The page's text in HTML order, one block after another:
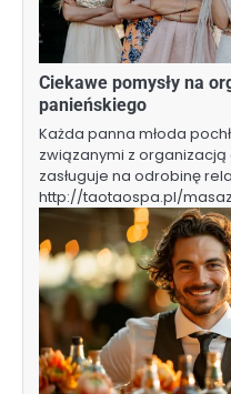
Ciekawe pomysły na
panieńskiego
Każda panna młoda
związanymi z
zasługuje na odrobinę
http://taotaospa.pl/